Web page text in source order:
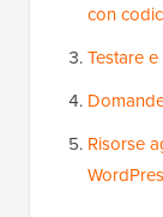
con
Testare
Risorse